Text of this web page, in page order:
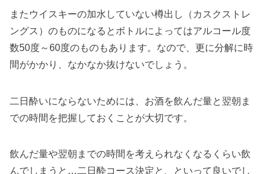
またウイスキーの加水していない樽出し（カスクストレ
ングス）のものになるとボトルによってはアルコール度
数50度～60度のものもあります。なので、更に分解に時
間がかかり、なかなか抜けないでしょう。
二日酔いにならないためには、お酒を飲んだ量と翌朝ま
での時間を把握しておくことが大切です。
飲んだ量や翌朝までの時間を考えられなくなるくらい飲
んでしまうと…二日酔コース決定と、といって良いでし